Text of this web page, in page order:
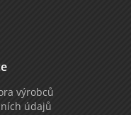
výrobců
údajů